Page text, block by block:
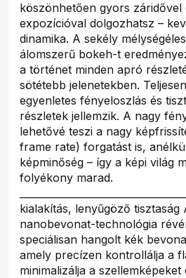
köszönhetően gyors záridővel
expozícióval dolgozhatsz –
dinamika. A sekély
álomszerű bokeh-t
a történet minden apró
sötétebb jelenetekben.
egyenletes fényeloszlás és
részletek jellemzik. A nagy
lehetővé teszi a nagy
frame rate) forgatást is,
képminőség – így a képi világ
folyékony marad.
kialakítás, lenyűgöző
nanobevonat-technológia
speciálisan hangolt kék
amely precízen kontrollálja a
minimalizálja a szellemképeket